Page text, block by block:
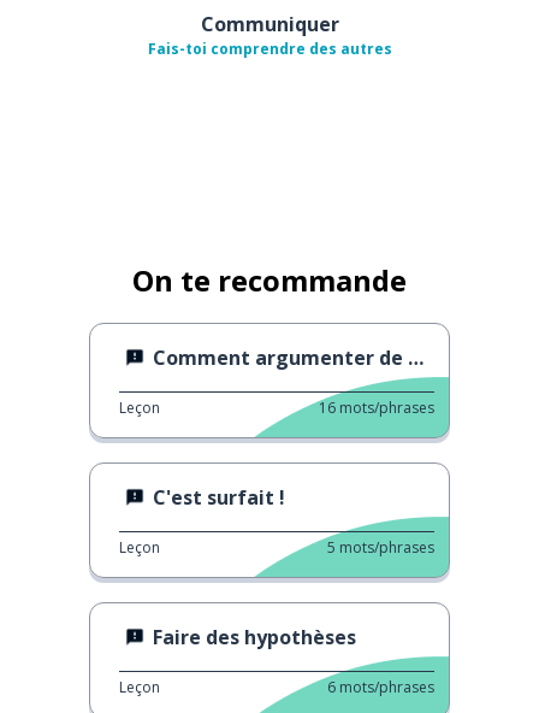
Communiquer
Fais-toi comprendre des autres
On te recommande
Comment argumenter de manière appropriée
Leçon 16 mots/phrases
C'est surfait !
Leçon 5 mots/phrases
Faire des hypothèses
Leçon 6 mots/phrases